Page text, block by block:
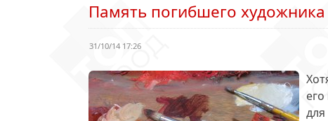
Память погибшего
31/10/14 17:26